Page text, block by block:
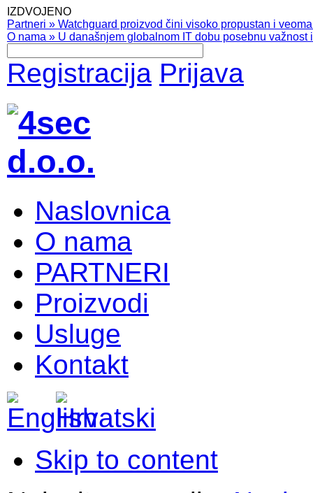
IZDVOJENO
Partneri » Watchguard proizvod čini visoko propustan i
O nama » U današnjem globalnom IT dobu posebnu
Registracija Prijava
Naslovnica
O nama
PARTNERI
Proizvodi
Usluge
Kontakt
Skip to content